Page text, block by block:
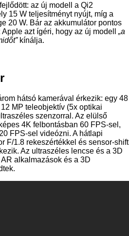
az új modell a Qi2
15 W teljesítményt nyújt, míg a
20 W. Bár az akkumulátor pontos
azt ígéri, hogy az új modell „a
kínálja.
hátsó kamerával érkezik: egy 48
MP teleobjektív (5x optikai
szenzorral. Az elülső
4K felbontásban 60 FPS-sel,
FPS-sel videózni. A hátlapi
F/1.8 rekeszértékkel és sensor-shift
Az ultraszéles lencse és a 3D
alkalmazások és a 3D